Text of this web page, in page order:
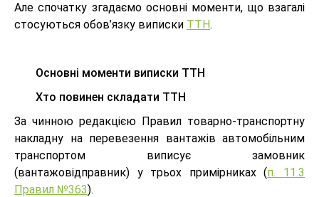
Але спочатку згадаємо основні моменти, що взагалі
стосуються обов’язку виписки ТТН.
Основні моменти виписки ТТН
Хто повинен складати ТТН
За чинною редакцією Правил товарно-транспортну
накладну на перевезення вантажів автомобільним
транспортом виписує замовник
(вантажовідправник) у трьох примірниках (п. 11.3
Правил №363).